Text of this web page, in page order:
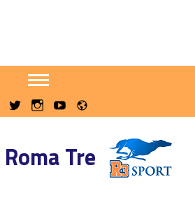
Tre
Apri il menu secondario
WebMan on Facebook
WebMan on TwitterWebMan on Instagram
WebMan on Youtube